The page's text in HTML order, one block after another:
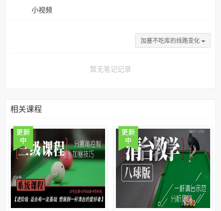
小视频
加塞不吃库的线路变化
暂无笔记记录
相关课程